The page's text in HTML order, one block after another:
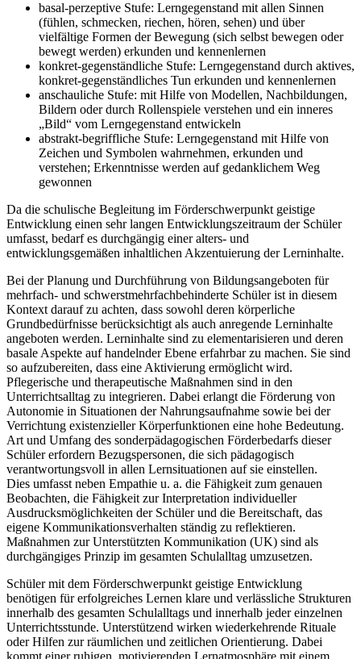
basal-perzeptive Stufe: Lerngegenstand mit allen Sinnen
(fühlen, schmecken, riechen, hören, sehen) und über
vielfältige Formen der Bewegung (sich selbst bewegen oder
bewegt werden) erkunden und kennenlernen
konkret-gegenständliche Stufe: Lerngegenstand durch aktives,
konkret-gegenständliches Tun erkunden und kennenlernen
anschauliche Stufe: mit Hilfe von Modellen, Nachbildungen,
Bildern oder durch Rollenspiele verstehen und ein inneres
„Bild“ vom Lerngegenstand entwickeln
abstrakt-begriffliche Stufe: Lerngegenstand mit Hilfe von
Zeichen und Symbolen wahrnehmen, erkunden und
verstehen; Erkenntnisse werden auf gedanklichem Weg
gewonnen
Da die schulische Begleitung im Förderschwerpunkt geistige
Entwicklung einen sehr langen Entwicklungszeitraum der Schüler
umfasst, bedarf es durchgängig einer alters- und
entwicklungsgemäßen inhaltlichen Akzentuierung der Lerninhalte.
Bei der Planung und Durchführung von Bildungsangeboten für
mehrfach- und schwerstmehrfachbehinderte Schüler ist in diesem
Kontext darauf zu achten, dass sowohl deren körperliche
Grundbedürfnisse berücksichtigt als auch anregende Lerninhalte
angeboten werden. Lerninhalte sind zu elementarisieren und deren
basale Aspekte auf handelnder Ebene erfahrbar zu machen. Sie sind
so aufzubereiten, dass eine Aktivierung ermöglicht wird.
Pflegerische und therapeutische Maßnahmen sind in den
Unterrichtsalltag zu integrieren. Dabei erlangt die Förderung von
Autonomie in Situationen der Nahrungsaufnahme sowie bei der
Verrichtung existenzieller Körperfunktionen eine hohe Bedeutung.
Art und Umfang des sonderpädagogischen Förderbedarfs dieser
Schüler erfordern Bezugspersonen, die sich pädagogisch
verantwortungsvoll in allen Lernsituationen auf sie einstellen.
Dies umfasst neben Empathie u. a. die Fähigkeit zum genauen
Beobachten, die Fähigkeit zur Interpretation individueller
Ausdrucksmöglichkeiten der Schüler und die Bereitschaft, das
eigene Kommunikationsverhalten ständig zu reflektieren.
Maßnahmen zur Unterstützten Kommunikation (UK) sind als
durchgängiges Prinzip im gesamten Schulalltag umzusetzen.
Schüler mit dem Förderschwerpunkt geistige Entwicklung
benötigen für erfolgreiches Lernen klare und verlässliche Strukturen
innerhalb des gesamten Schulalltags und innerhalb jeder einzelnen
Unterrichtsstunde. Unterstützend wirken wiederkehrende Rituale
oder Hilfen zur räumlichen und zeitlichen Orientierung. Dabei